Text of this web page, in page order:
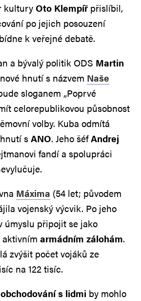
kultury Oto Klempířpřislíbil,
po jejich posouzení
k veřejné debatě.
a bývalý politik ODS Martin
hnutí s názvem Naše
sloganem „Poprvé
celorepublikovou působnost
volby. Kuba odmítá
sANO. Jeho šéfAndrej
fandí a spolupráci
Máxima (54 let; původem
vojenský výcvik. Po jeho
úmyslu připojit se jako
armádním zálohám.
zvýšit počet vojáků ze
na 122 tisíc.
obchodování s lidmi by mohlo